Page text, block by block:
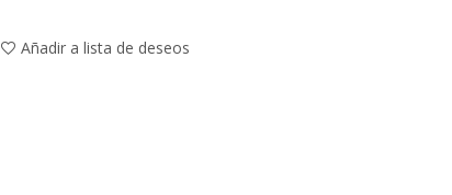
Añadir a lista de deseos